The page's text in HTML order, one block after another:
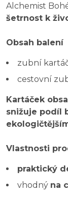
Alchemist
šetrnost k
Obsah balení
zubní
cestovní
Kartáček
snižuje podíl
Vlastnosti
praktický
vhodný na